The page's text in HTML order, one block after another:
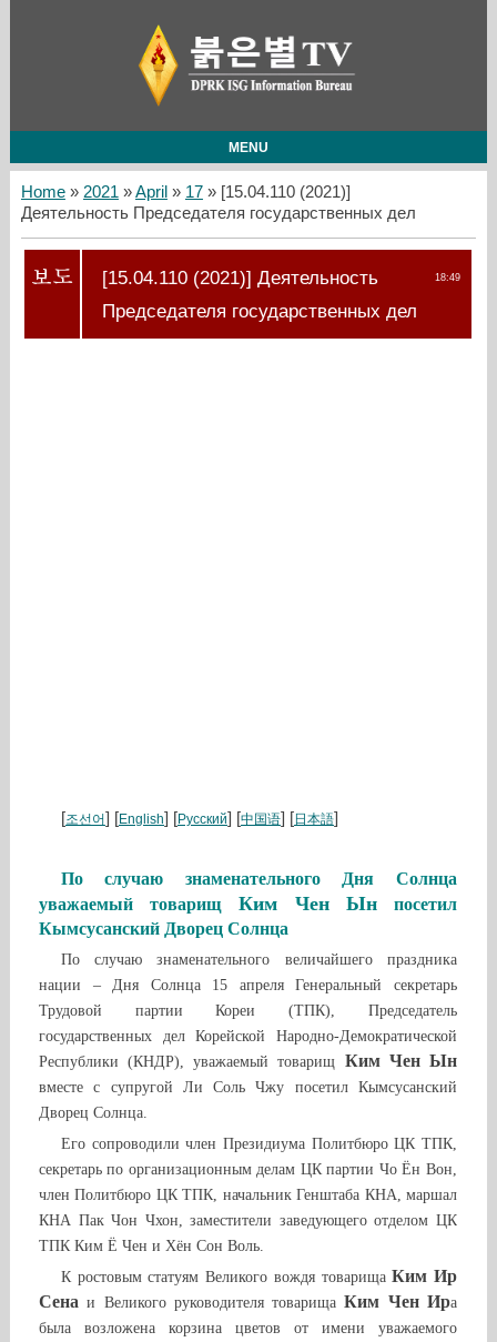
MENU
Home» 2021 »April » 17» [15.04.110 (2021)]
Деятельность Председателя государственных дел
18:49
[15.04.110 (2021)] Деятельность
Председателя государственных дел
[조선어] [English] [Русский] [中国语] [日本語]
По случаю знаменательного Дня Солнца
уважаемый товарищКим Чен Ын посетил
Кымсусанский Дворец Солнца
По случаю знаменательного величайшего праздника
нации – Дня Солнца 15 апреля Генеральный секретарь
Трудовой партии Кореи (ТПК), Председатель
государственных дел Корейской Народно-Демократической
Республики (КНДР), уважаемый товарищ Ким Чен Ын
вместе с супругой Ли Соль Чжу посетил Кымсусанский
Дворец Солнца.
Его сопроводили член Президиума Политбюро ЦК ТПК,
секретарь по организационным делам ЦК партии Чо Ён Вон,
член Политбюро ЦК ТПК, начальник Генштаба КНА, маршал
КНА Пак Чон Чхон, заместители заведующего отделом ЦК
ТПК Ким Ё Чен и Хён Сон Воль.
К ростовым статуям Великого вождя товарищаКим Ир
Сенаи Великого руководителя товарищаКим Чен Ира
была возложена корзина цветов от имени уважаемого